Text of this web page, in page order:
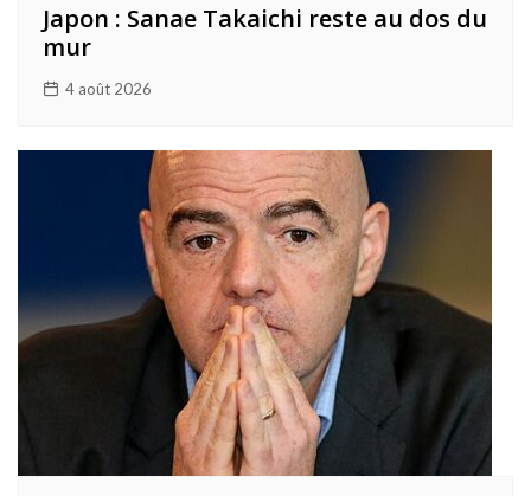
Japon : Sanae Takaichi reste au dos du
mur
4 août 2026